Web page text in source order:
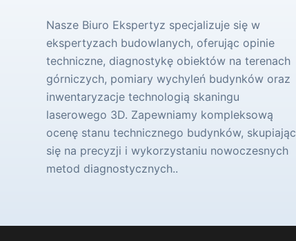
Nasze Biuro Ekspertyz specjalizuje się w
ekspertyzach budowlanych, oferując opinie
techniczne, diagnostykę obiektów na terenach
górniczych, pomiary wychyleń budynków oraz
inwentaryzacje technologią skaningu
laserowego 3D. Zapewniamy kompleksową
ocenę stanu technicznego budynków, skupiając
się na precyzji i wykorzystaniu nowoczesnych
metod diagnostycznych..